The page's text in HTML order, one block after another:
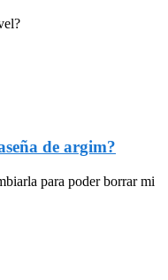
de argim?
para poder borrar mi